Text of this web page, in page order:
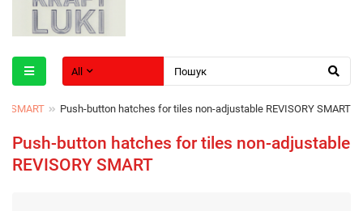
All
SMART Push-button hatches for tiles non-adjustable REVISORY SMART
Push-button hatches for tiles non-adjustable
REVISORY SMART